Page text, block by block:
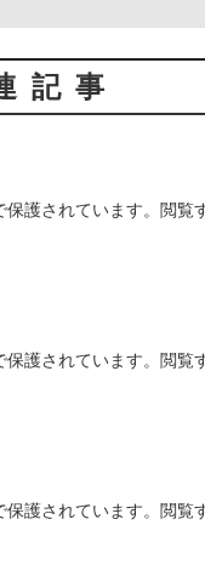
記事
護されています。閲覧
護されています。閲覧
護されています。閲覧